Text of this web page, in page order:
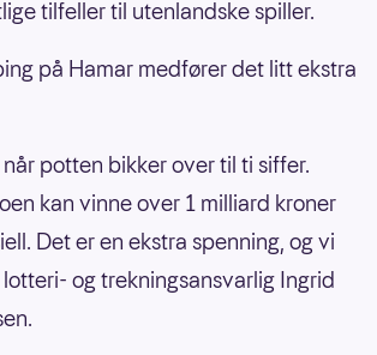
tilfeller til utenlandske spiller.
på Hamar medfører det litt ekstra
potten bikker over til ti siffer.
kan vinne over 1 milliard kroner
Det er en ekstra spenning, og vi
lotteri- og trekningsansvarlig Ingrid